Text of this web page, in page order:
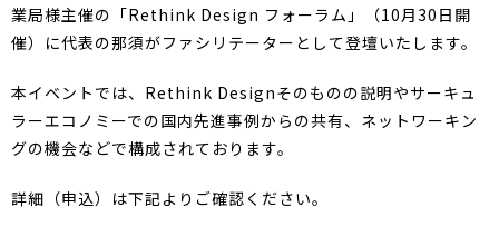
業局様主催の「Rethink Design フォーラム」（10月30日開
催）に代表の那須がファシリテーターとして登壇いたします。
本イベントでは、Rethink Designそのものの説明やサーキュ
ラーエコノミーでの国内先進事例からの共有、ネットワーキン
グの機会などで構成されております。
詳細（申込）は下記よりご確認ください。